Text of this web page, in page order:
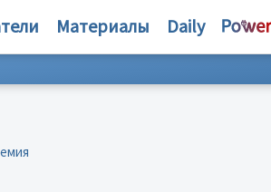
Материалы Daily